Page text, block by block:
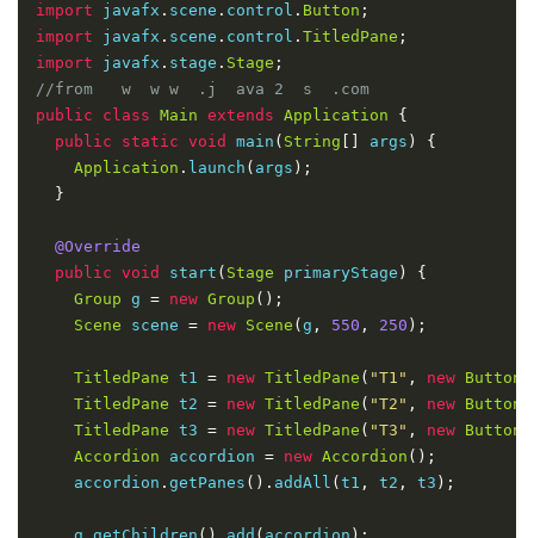
import javafx . scene . control . Button ;
import javafx . scene . control . TitledPane ;
import javafx . stage . Stage ;
//from   w  w w  .j  ava 2  s  .com
public
class Main extends Application
{
public
static void main ( String args )
{
Application . launch ( args );
}
@Override
public void start ( Stage primaryStage )
{
Group g = new Group ();
Scene scene = new Scene ( g , 550 , 250 );
TitledPane t1 = new TitledPane ( "T1" , new Button
TitledPane t2 = new TitledPane ( "T2" , new Button
TitledPane t3 = new TitledPane ( "T3" , new Button
Accordion accordion = new Accordion ();
    accordion
. getPanes (). addAll ( t1 , t2 , t3 );